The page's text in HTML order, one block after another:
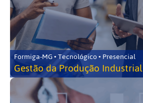
Formiga-MG • Tecnológico • Presencial
Gestão da Produção Industrial